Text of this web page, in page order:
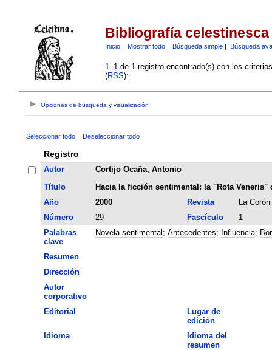
Bibliografía celestinesca
Inicio| Mostrar todo| Búsqueda simple| Búsqueda
1–1 de 1 registro encontrado(s) con los
(RSS):
Opciones de búsqueda y visualización
Seleccionar todo Deseleccionar todo
Registro
Autor
Cortijo Ocaña, Antonio
Título
Hacia la ficción sentimental: la "Rota Veneris"
Año
2000 Revista
La
Número
29 Fascículo
1
Palabras
clave
Novela sentimental ; Antecedentes; Influencia;
Resumen
Dirección
Autor
corporativo
Editorial
Lugar de
edición
Idioma
Idioma del
resumen